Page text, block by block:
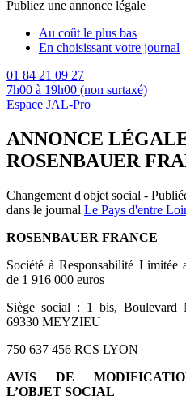
Publiez une annonce légale
Au coût le plus bas
En choisissant votre journal
01 84 21 09 27
7h00 à 19h00 (non surtaxé)
Espace JAL-Pro
ANNONCE
ROSENBAUER
Changement d'objet social -
dans le journal Le Pays d'entre
ROSENBAUER FRANCE
Société à Responsabilité Limitée
de 1 916 000 euros
Siège social : 1 bis, Boulevard
69330 MEYZIEU
750 637 456 RCS LYON
AVIS DE
L’OBJET SOCIAL